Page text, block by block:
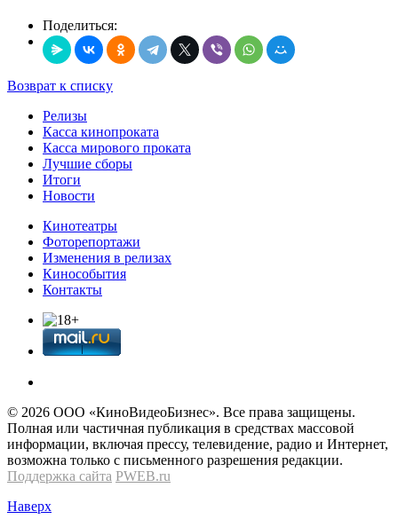
Поделиться:
Возврат к списку
Релизы
Касса кинопроката
Касса мирового проката
Лучшие сборы
Итоги
Новости
Кинотеатры
Фоторепортажи
Изменения в релизах
Кинособытия
Контакты
© 2026 OOО «КиноВидеоБизнес». Все права защищены.
Полная или частичная публикация в средствах массовой
информации, включая прессу, телевидение, радио и Интернет,
возможна только с письменного разрешения редакции.
Поддержка сайта PWEB.ru
Наверх